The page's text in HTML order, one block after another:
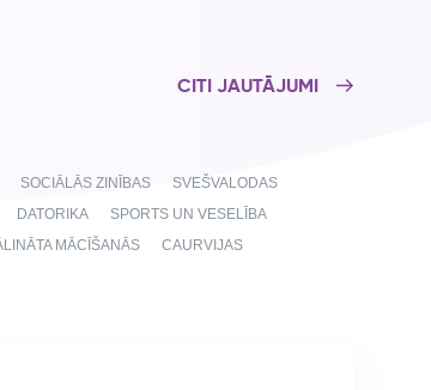
CITI JAUTĀJUMI
SOCIĀLĀS ZINĪBAS
SVEŠVALODAS
DATORIKA
SPORTS UN VESELĪBA
MĀCĪŠANĀS
CAURVIJAS